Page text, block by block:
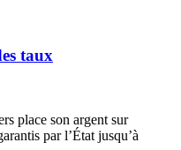
taux
place son argent sur
par l’État jusqu’à